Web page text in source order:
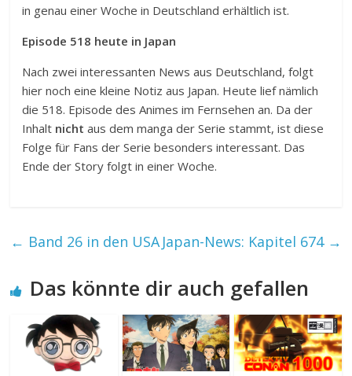
in genau einer Woche in Deutschland erhältlich ist.
Episode 518 heute in Japan
Nach zwei interessanten News aus Deutschland, folgt
hier noch eine kleine Notiz aus Japan. Heute lief nämlich
die 518. Episode des Animes im Fernsehen an. Da der
Inhalt nichtaus dem manga der Serie stammt, ist diese
Folge für Fans der Serie besonders interessant. Das
Ende der Story folgt in einer Woche.
← Band 26 in den USAJapan-News: Kapitel 674 →
Das könnte dir auch gefallen